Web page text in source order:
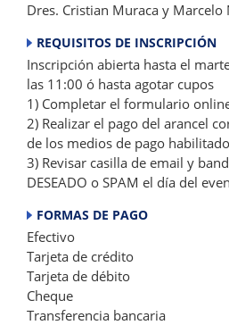
Dres. Cristian Muraca y
REQUISITOS DE INSCRIPCIÓN
Inscripción abierta hasta el
las 11:00 ó hasta agotar cupos
1) Completar el formulario
2) Realizar el pago del arancel
de los medios de pago
3) Revisar casilla de email y
DESEADO o SPAM el día del
FORMAS DE PAGO
Efectivo
Tarjeta de crédito
Tarjeta de débito
Cheque
Transferencia bancaria